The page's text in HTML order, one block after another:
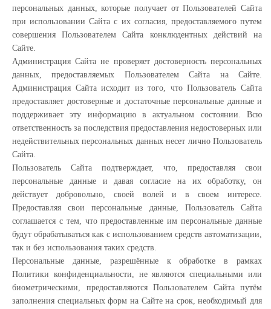
персональных данных, которые получает от Пользователей Сайта
при использовании Сайта с их согласия, предоставляемого путем
совершения Пользователем Сайта конклюдентных действий на
Сайте.
Администрация Сайта не проверяет достоверность персональных
данных, предоставляемых Пользователем Сайта на Сайте.
Администрация Сайта исходит из того, что Пользователь Сайта
предоставляет достоверные и достаточные персональные данные и
поддерживает эту информацию в актуальном состоянии. Всю
ответственность за последствия предоставления недостоверных или
недействительных персональных данных несет лично Пользователь
Сайта.
Пользователь Сайта подтверждает, что, предоставляя свои
персональные данные и давая согласие на их обработку, он
действует добровольно, своей волей и в своем интересе.
Предоставляя свои персональные данные, Пользователь Сайта
соглашается с тем, что предоставленные им персональные данные
будут обрабатываться как с использованием средств автоматизации,
так и без использования таких средств.
Персональные данные, разрешённые к обработке в рамках
Политики конфиденциальности, не являются специальными или
биометрическими, предоставляются Пользователем Сайта путём
заполнения специальных форм на Сайте на срок, необходимый для